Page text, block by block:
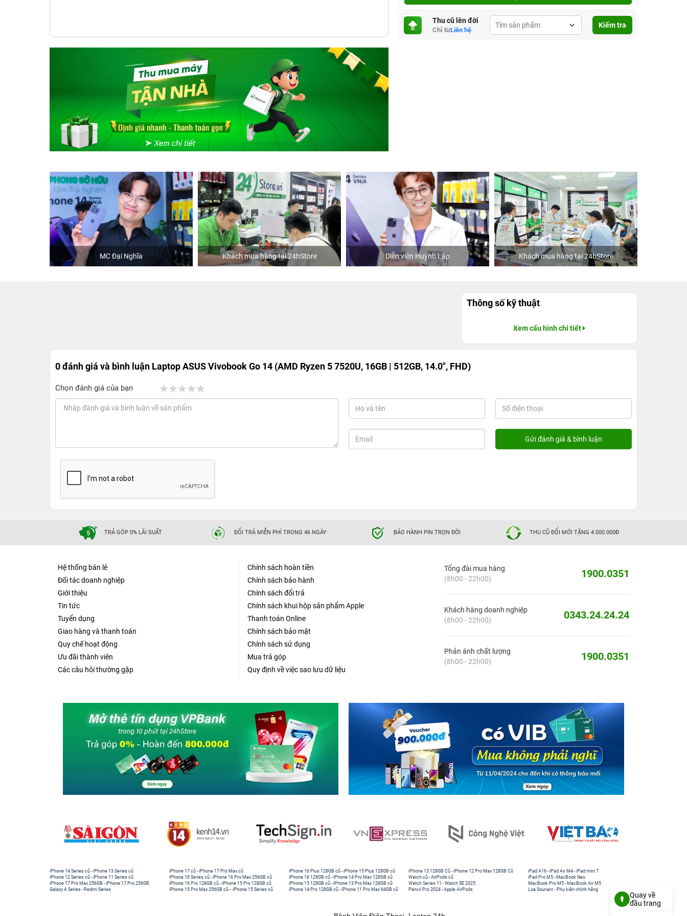
Thu cũ lên đời
Chỉ từLiên hệ
Kiểm tra
MC Đại Nghĩa Khách mua hàng tại 24hStore Diễn viên Huỳnh Lập Khách mua hàng tại 24hStore
Thông số kỹ thuật
Xem cấu hình chi tiết
0 đánh giá và bình luận Laptop ASUS Vivobook Go 14 (AMD Ryzen 5 7520U, 16GB | 512GB, 14.0", FHD)
Chọn đánh giá của bạn
TRẢ GÓP 0% LÃI SUẤT ĐỔI TRẢ MIỄN PHÍ TRONG 46 NGÀY BẢO HÀNH PIN TRỌN ĐỜI THU CŨ ĐỔI MỚI TẶNG 4.000.000Đ
Hệ thống bán lẻ
Đối tác doanh nghiệp
Giới thiệu
Tin tức
Tuyển dụng
Giao hàng và thanh toán
Quy chế hoạt động
Ưu đãi thành viên
Các câu hỏi thường gặp
Chính sách hoàn tiền
Chính sách bảo hành
Chính sách đổi trả
Chính sách khui hộp sản phẩm Apple
Thanh toán Online
Chính sách bảo mật
Chính sách sử dụng
Mua trả góp
Quy định về việc sao lưu dữ liệu
Tổng đài mua hàng
(8h00 - 22h00)
1900.0351
Khách hàng doanh nghiệp
(8h00 - 22h00)
0343.24.24.24
Phản ánh chất lượng
(8h00 - 22h00)
1900.0351
iPhone 14 Series cũ -iPhone 13 Series cũ
iPhone 12 Series cũ -iPhone 11 Series cũ
iPhone 17 Pro Max 256GB -iPhone 17 Pro 256GB
Galaxy A Series - Redmi Series
iPhone 17 cũ -iPhone 17 Pro Max cũ
iPhone 16 Series cũ - iPhone 16 Pro Max 256GB cũ
iPhone 16 Pro 128GB cũ -iPhone 15 Pro 128GB cũ
iPhone 15 Pro Max 256GB cũ - iPhone 15 Series cũ
iPhone 16 Plus 128GB cũ -iPhone 15 Plus 128GB cũ
iPhone 16 128GB cũ -iPhone 14 Pro Max 128GB cũ
iPhone 15 128GB cũ -iPhone 13 Pro Max 128GB cũ
iPhone 14 Pro 128GB cũ -iPhone 11 Pro Max 64GB cũ
iPhone 13 128GB Cũ -iPhone 12 Pro Max 128GB Cũ
Watch cũ -AirPods cũ
Watch Series 11 -Watch SE 2025
Pencil Pro 2024 -Apple AirPods
iPad A16 -iPad Air M4 -iPad mini 7
iPad Pro M5 - MacBook Neo
MacBook Pro M5 - MacBook Air M5
Loa Sounarc - Phụ kiện chính hãng
Quay về
đầu trang